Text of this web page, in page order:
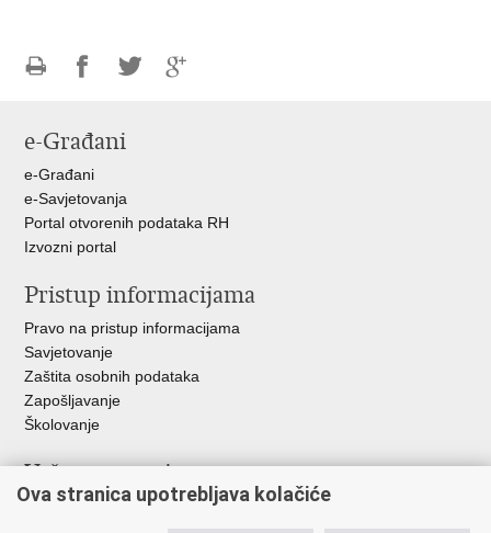
FacebookuTwitteru
e-Građani
e-Građani
e-Savjetovanja
Portal otvorenih podataka RH
Izvozni portal
Pristup informacijama
Pravo na pristup informacijama
Savjetovanje
Zaštita osobnih podataka
Zapošljavanje
Školovanje
Važne poveznice
Ministarstvo unutarnjih poslova
Ova stranica upotrebljava kolačiće